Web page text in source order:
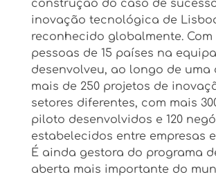
construção do caso de
inovação tecnológica de
reconhecido globalmente. Com
pessoas de 15 países na
desenvolveu, ao longo de uma
mais de 250 projetos de
setores diferentes, com mais
piloto desenvolvidos e 120
estabelecidos entre empresas
É ainda gestora do programa
aberta mais importante do